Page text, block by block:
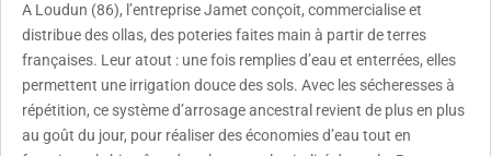
A Loudun (86), l’entreprise Jamet conçoit, commercialise et
distribue des ollas, des poteries faites main à partir de terres
françaises. Leur atout : une fois remplies d’eau et enterrées, elles
permettent une irrigation douce des sols. Avec les sécheresses à
répétition, ce système d’arrosage ancestral revient de plus en plus
au goût du jour, pour réaliser des économies d’eau tout en